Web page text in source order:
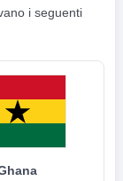
i seguenti